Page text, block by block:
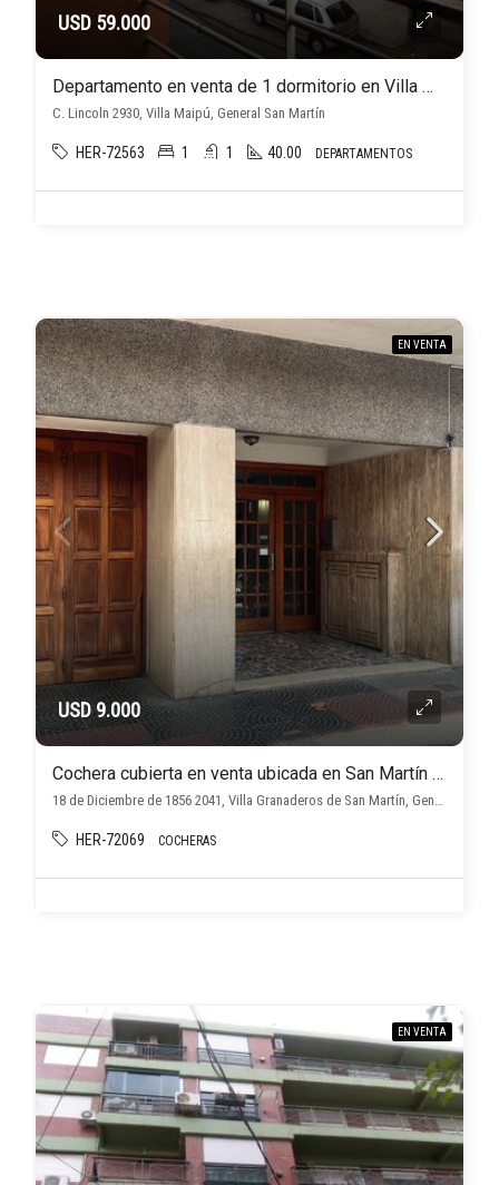
USD 59.000
Departamento en venta de 1 dormitorio en Villa Maipú
C. Lincoln 2930, Villa Maipú, General San Martín
HER-72563 1 1 40.00 DEPARTAMENTOS
EN VENTA
USD 9.000
Cochera cubierta en venta ubicada en San Martín Centro, a metro de la plaza.
18 de Diciembre de 1856 2041, Villa Granaderos de San Martín, General San Martín
HER-72069 COCHERAS
EN VENTA